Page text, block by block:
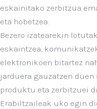
eskainitako zerbitzua
eta hobetzea.
Bezero izatearekin
eskaintzea,
elektronikoen bitartez
jarduera gauzatzen duen
produktu eta zerbitzuei
Erabiltzaileak uko egin